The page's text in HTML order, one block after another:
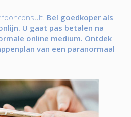
Bel goedkoper als
U gaat pas betalen na
online medium. Ontdek
van een paranormaal